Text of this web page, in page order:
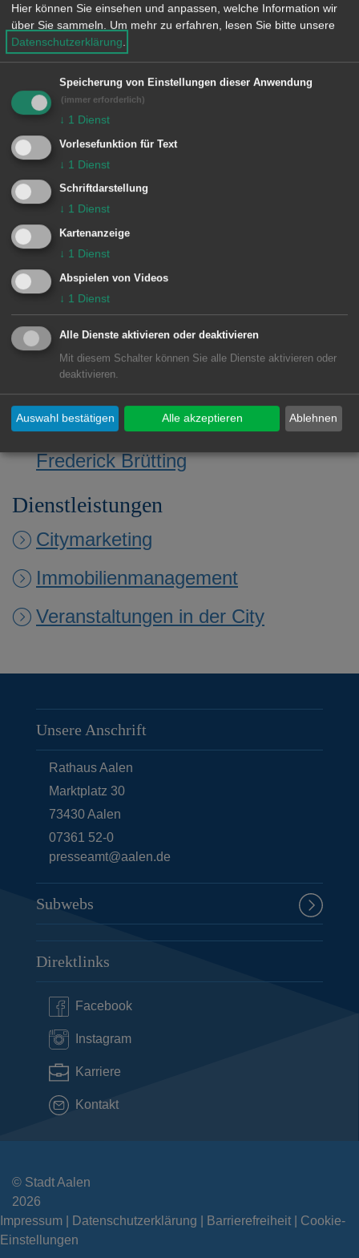
lokaler, regionaler und Landesebene
zusammen.
Unsere Anschrift
Stadt Aalen
Stabsstelle Citymanagement
Stuttgarter Straße 26
73430 Aalen
Lage im GIS-Geodatenportal anzeigen
Telefon: 07361 52-2520
E-Mail: info@aalencityaktiv.de
Diese Einrichtung gehört zu
Dezernat I - Oberbürgermeister
Frederick Brütting
Dienstleistungen
Citymarketing
Immobilienmanagement
Veranstaltungen in der City
Unsere Anschrift
Rathaus Aalen
Marktplatz 30
73430Aalen
07361 52-0
presseamt@aalen.de
Subwebs
Direktlinks
Facebook
Instagram
Karriere
Kontakt
© Stadt Aalen
2026
Impressum
Datenschutzerklärung Barrierefreiheit
Cookie-
Einstellungen
Hier können Sie einsehen und anpassen, welche Information wir
über Sie sammeln.
Um mehr zu erfahren, lesen Sie bitte unsere
Datenschutzerklärung
Speicherung von Einstellungen dieser Anwendung
(immer erforderlich)
↓ 1 Dienst
Vorlesefunktion für Text
↓ 1 Dienst
Schriftdarstellung
↓ 1 Dienst
Kartenanzeige
↓ 1 Dienst
Abspielen von Videos
↓ 1 Dienst
Alle Dienste aktivieren oder deaktivieren
Mit diesem Schalter können Sie alle Dienste aktivieren oder
deaktivieren.
Ablehnen
Auswahl bestätigen Alle akzeptieren